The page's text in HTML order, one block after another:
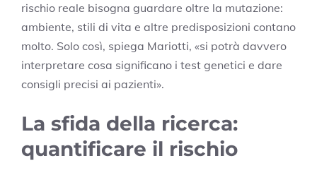
rischio reale bisogna guardare oltre la mutazione:
ambiente, stili di vita e altre predisposizioni contano
molto. Solo così, spiega Mariotti, «si potrà davvero
interpretare cosa significano i test genetici e dare
consigli precisi ai pazienti».
La sfida della ricerca:
quantificare il rischio